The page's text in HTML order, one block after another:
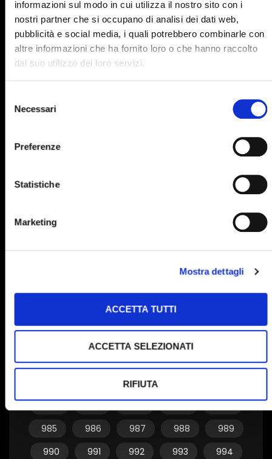
informazioni sul modo in cui utilizza il nostro sito con i
nostri partner che si occupano di analisi dei dati web,
pubblicità e social media, i quali potrebbero combinarle con
altre informazioni che ha fornito loro o che hanno raccolto
dal suo utilizzo dei loro servizi.
delNecessari
Preferenze
Statistiche
Marketing
Mostra dettagli
ACCETTA TUTTI
ACCETTA SELEZIONATI
RIFIUTA
900
901 902 903
904
905
906 907
915
925
929
940
944
953
954
955
956 957 958
959
962 963
970
971 972 973
974
977
985
986 987 988
989
990
991 992 993
994